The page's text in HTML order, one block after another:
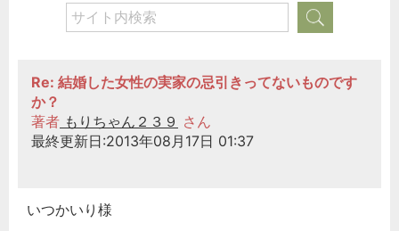
Re: 結婚した女性の実家の忌引きってないものです
か？
著者 もりちゃん２３９ さん
最終更新日:2013年08月17日 01:37
いつかいり様